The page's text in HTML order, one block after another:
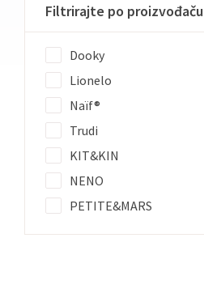
Filtrirajte po proizvođaču
Dooky
Lionelo
Naïf®
Trudi
KIT&KIN
NENO
PETITE&MARS